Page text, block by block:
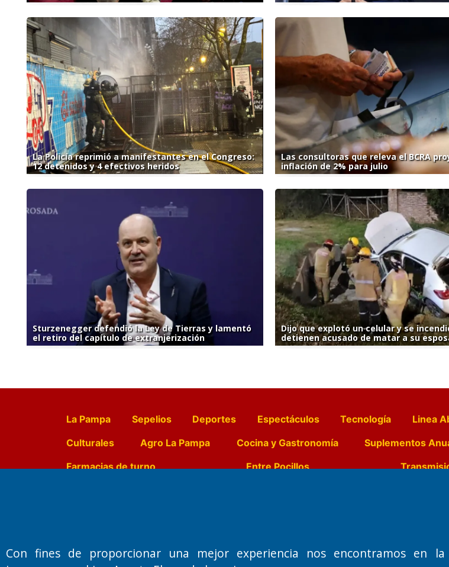
La Policía reprimió a manifestantes en el Congreso:
12 detenidos y 4 efectivos heridos
Las consultoras que releva el BCRA
inflación de 2% para julio
Sturzenegger defendió la Ley de Tierras y lamentó
el retiro del capítulo de extranjerización
Dijo que explotó un celular y se
detienen acusado de matar a su
La Pampa Sepelios Deportes Espectáculos Tecnología Linea
Culturales
Agro La Pampa Cocina y Gastronomía Suplementos
Farmacias de turno
Entre Pocillos
Primera edición: Domingo 3 de Mayo de 1992
Miembro de ADIRA,ADEPA y CPPAL
Santa Rosa, La Pampa.
Número de Registro DNDA:
Con fines de proporcionar una mejor experiencia nos encontramos en la